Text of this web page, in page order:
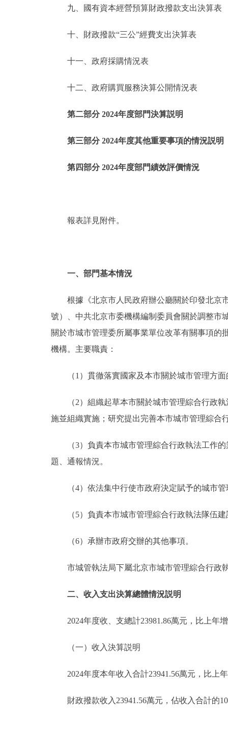
參與調查
走進北京
北京概況
綠色北京
ENGLISH
九、國有資本經營預算財政撥款支出決算表
十、財政撥款“三公”經費支出決算表
十一、政府採購情況表
十二、政府購買服務決算公開情況表
第二部分 2024年度部門決算説明
第三部分 2024年度其他重要事項的情況説明
第四部分 2024年度部門績效評價情況
報表詳見附件。
一、部門基本情況
根據《北京市人民政府辦公廳關於印發北京
號）、中共北京市委機構編制委員會關於調整市
關於市城市管理委所屬事業單位改革有關事項的
機構。主要職責：
（1）貫徹落實國家及本市關於城市管理方
（2）組織起草本市關於城市管理綜合行政
施並組織實施；研究提出完善本市城市管理綜合
（3）負責本市城市管理綜合行政執法工作
題、通報情況。
（4）依法集中行使市政府決定賦予的城市
（5）負責本市城市管理綜合行政執法隊伍
（6）承辦市政府交辦的其他事項。
市城管執法局下屬北京市城市管理綜合行政
二、收入支出決算總體情況説明
2024年度收、支總計23981.86萬元，比上年
（一）收入決算説明
2024年度本年收入合計23941.56萬元，比上
財政撥款收入23941.56萬元，佔收入合計的